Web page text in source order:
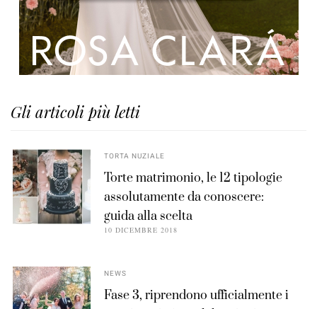
Gli articoli più letti
TORTA NUZIALE
Torte matrimonio, le 12 tipologie
assolutamente da conoscere:
guida alla scelta
10 DICEMBRE 2018
NEWS
Fase 3, riprendono ufficialmente i